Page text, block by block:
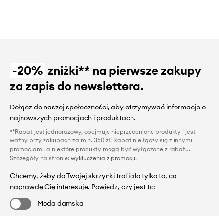
-20% zniżki** na pierwsze zakupy
za zapis do newslettera.
Dołącz do naszej społeczności, aby otrzymywać informacje o
najnowszych promocjach i produktach.
**Rabat jest jednorazowy, obejmuje nieprzecenione produkty i jest
ważny przy zakupach za min. 350 zł. Rabat nie łączy się z innymi
promocjami, a niektóre produkty mogą być wyłączone z rabatu.
Szczegóły na stronie: wykluczenia z promocji.
Chcemy, żeby do Twojej skrzynki trafiało tylko to, co
naprawdę Cię interesuje. Powiedz, czy jest to:
Moda damska